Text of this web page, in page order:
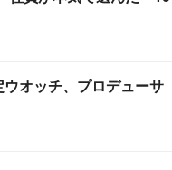
ウオッチ、プロデューサ